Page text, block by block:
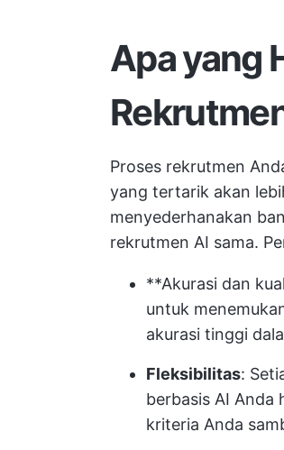
Apa yang
Proses rekrutmen
yang tertarik akan
menyederhanakan
rekrutmen AI sama.
**Akurasi dan
untuk
akurasi tinggi
Fleksibilitas:
berbasis AI Anda
kriteria Anda